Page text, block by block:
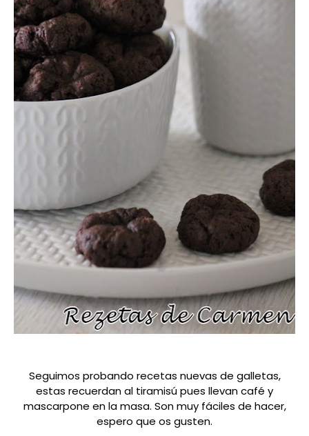
Seguimos probando recetas nuevas de galletas,
estas recuerdan al tiramisú pues llevan café y
mascarpone en la masa. Son muy fáciles de hacer,
espero que os gusten.